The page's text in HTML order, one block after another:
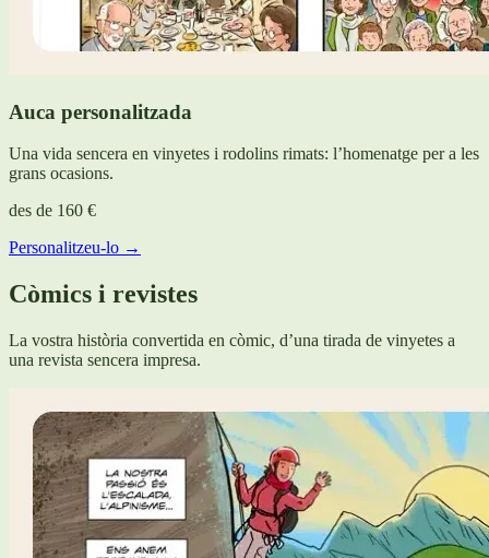
Auca personalitzada
Una vida sencera en vinyetes i rodolins rimats: l’homenatge per a les
grans ocasions.
des de 160 €
Personalitzeu-lo →
Còmics i revistes
La vostra història convertida en còmic, d’una tirada de vinyetes a
una revista sencera impresa.